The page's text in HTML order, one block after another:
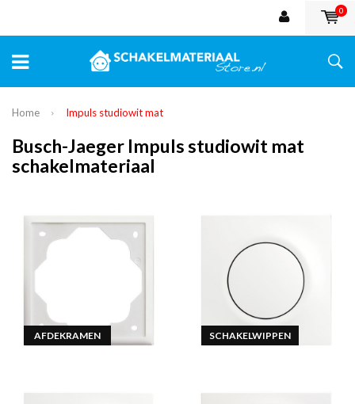
0
Home Impuls studiowit mat
Busch-Jaeger Impuls studiowit mat
schakelmateriaal
AFDEKRAMEN SCHAKELWIPPEN